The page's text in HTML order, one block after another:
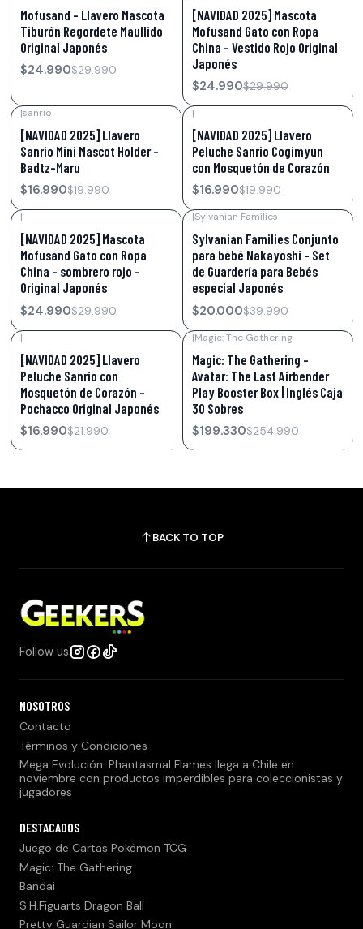
Mofusand – Llavero Mascota
Tiburón Regordete Maullido
Original Japonés
$24.990$29.990
[NAVIDAD 2025] Mascota
Mofusand Gato con Ropa
China – Vestido Rojo Original
Japonés
$24.990$29.990
|sanrio
[NAVIDAD 2025] Llavero
Sanrio Mini Mascot Holder –
Badtz-Maru
$16.990$19.990
|
[NAVIDAD 2025] Llavero
Peluche Sanrio Cogimyun
con Mosquetón de Corazón
$16.990$19.990
|
[NAVIDAD 2025] Mascota
Mofusand Gato con Ropa
China – sombrero rojo –
Original Japonés
$24.990$29.990
|Sylvanian Families
Sylvanian Families Conjunto
para bebé Nakayoshi - Set
de Guardería para Bebés
especial Japonés
$20.000$39.990
|
[NAVIDAD 2025] Llavero
Peluche Sanrio con
Mosquetón de Corazón –
Pochacco Original Japonés
$16.990$21.990
|Magic: The Gathering
Magic: The Gathering –
Avatar: The Last Airbender
Play Booster Box | Inglés Caja
30 Sobres
$199.330$254.990
BACK TO TOP
Follow us
NOSOTROS
Contacto
Términos y Condiciones
Mega Evolución: Phantasmal Flames llega a Chile en
noviembre con productos imperdibles para coleccionistas y
jugadores
DESTACADOS
Juego de Cartas Pokémon TCG
Magic: The Gathering
Bandai
S.H.Figuarts Dragon Ball
Pretty Guardian Sailor Moon